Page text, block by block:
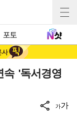
포토
속 '독서경영
가가